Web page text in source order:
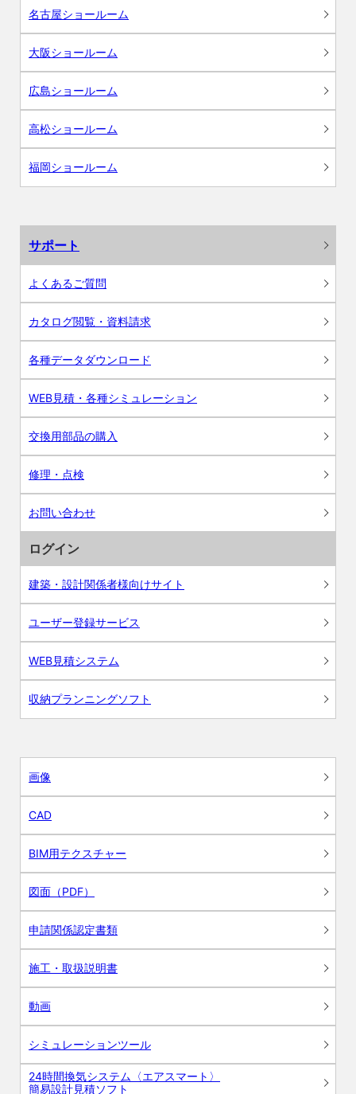
名古屋ショールーム
大阪ショールーム
広島ショールーム
高松ショールーム
福岡ショールーム
サポート
よくあるご質問
カタログ閲覧・資料請求
各種データダウンロード
WEB見積・各種シミュレーション
交換用部品の購入
修理・点検
お問い合わせ
ログイン
建築・設計関係者様向けサイト
ユーザー登録サービス
WEB見積システム
収納プランニングソフト
画像
CAD
BIM用テクスチャー
図面（PDF）
申請関係認定書類
施工・取扱説明書
動画
シミュレーションツール
24時間換気システム〈エアスマート〉
簡易設計見積ソフト